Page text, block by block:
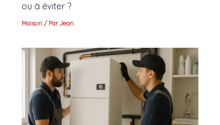
ou à éviter ?
Maison / ParJean